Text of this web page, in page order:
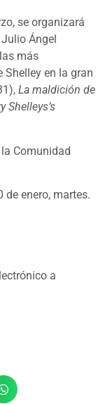
se organizará
Ángel
más
en la gran
La maldición de
Shelleys’s
Comunidad
de enero, martes.
a